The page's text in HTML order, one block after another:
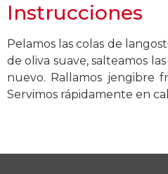
Instrucciones
Pelamos las colas de
de oliva suave, salteamos
nuevo. Rallamos jengibre
Servimos rápidamente en